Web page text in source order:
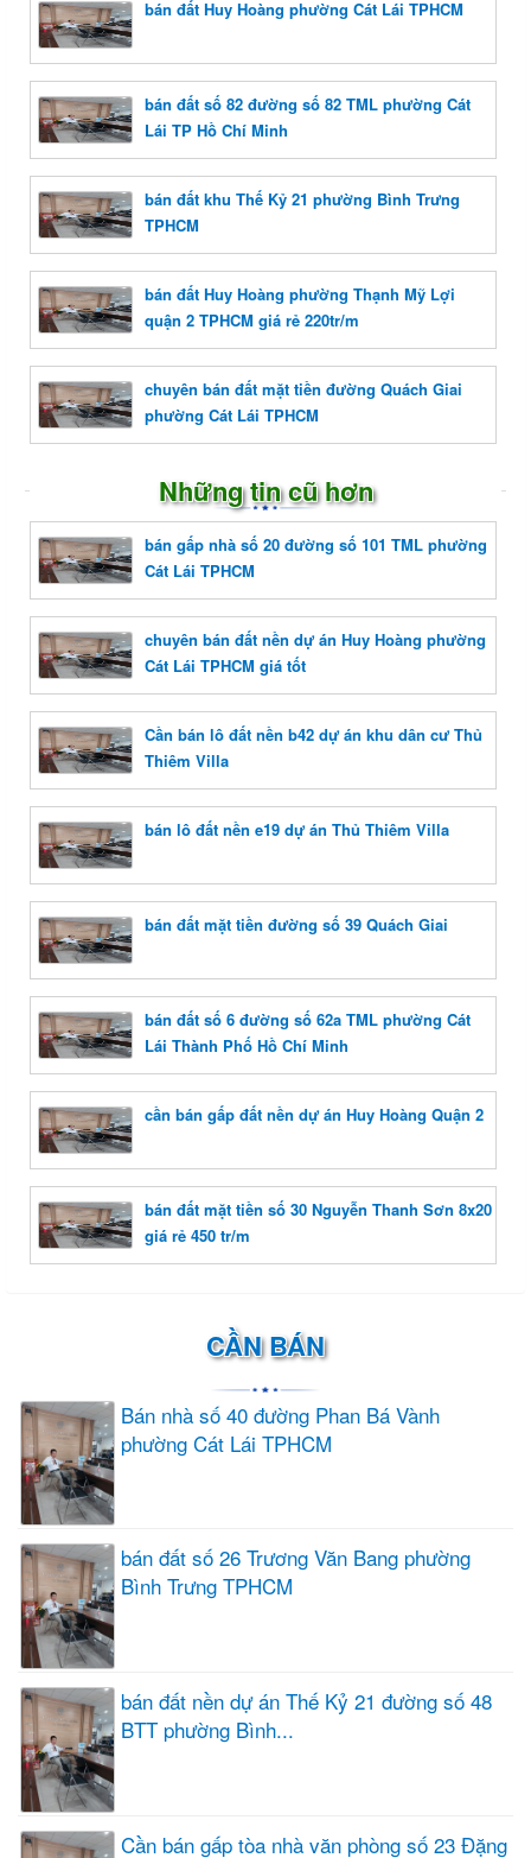
bán đất Huy Hoàng phường Cát Lái TPHCM
bán đất số 82 đường số 82 TML phường Cát
Lái TP Hồ Chí Minh
bán đất khu Thế Kỷ 21 phường Bình Trưng
TPHCM
bán đất Huy Hoàng phường Thạnh Mỹ Lợi
quận 2 TPHCM giá rẻ 220tr/m
chuyên bán đất mặt tiền đường Quách Giai
phường Cát Lái TPHCM
Những tin cũ hơn
bán gấp nhà số 20 đường số 101 TML phường
Cát Lái TPHCM
chuyên bán đất nền dự án Huy Hoàng phường
Cát Lái TPHCM giá tốt
Cần bán lô đất nền b42 dự án khu dân cư Thủ
Thiêm Villa
bán lô đất nền e19 dự án Thủ Thiêm Villa
bán đất mặt tiền đường số 39 Quách Giai
bán đất số 6 đường số 62a TML phường Cát
Lái Thành Phố Hồ Chí Minh
cần bán gấp đất nền dự án Huy Hoàng Quận 2
bán đất mặt tiền số 30 Nguyễn Thanh Sơn 8x20
giá rẻ 450 tr/m
CẦN BÁN
Bán nhà số 40 đường Phan Bá Vành
phường Cát Lái TPHCM
bán đất số 26 Trương Văn Bang phường
Bình Trưng TPHCM
bán đất nền dự án Thế Kỷ 21 đường số 48
BTT phường Bình...
Cần bán gấp tòa nhà văn phòng số 23 Đặng